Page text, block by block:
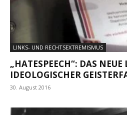
LINKS- UND RECHTSEXTREMISMUS
„HATESPEECH“: DAS
IDEOLOGISCHER
30. August 2016